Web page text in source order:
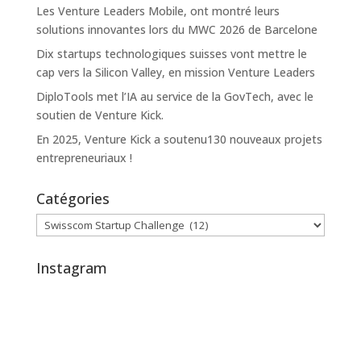
Les Venture Leaders Mobile, ont montré leurs
solutions innovantes lors du MWC 2026 de Barcelone
Dix startups technologiques suisses vont mettre le
cap vers la Silicon Valley, en mission Venture Leaders
DiploTools met l’IA au service de la GovTech, avec le
soutien de Venture Kick.
En 2025, Venture Kick a soutenu130 nouveaux projets
entrepreneuriaux !
Catégories
Catégories
Instagram